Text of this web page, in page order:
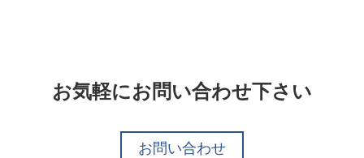
お気軽にお問い合わせ下さい
お問い合わせ